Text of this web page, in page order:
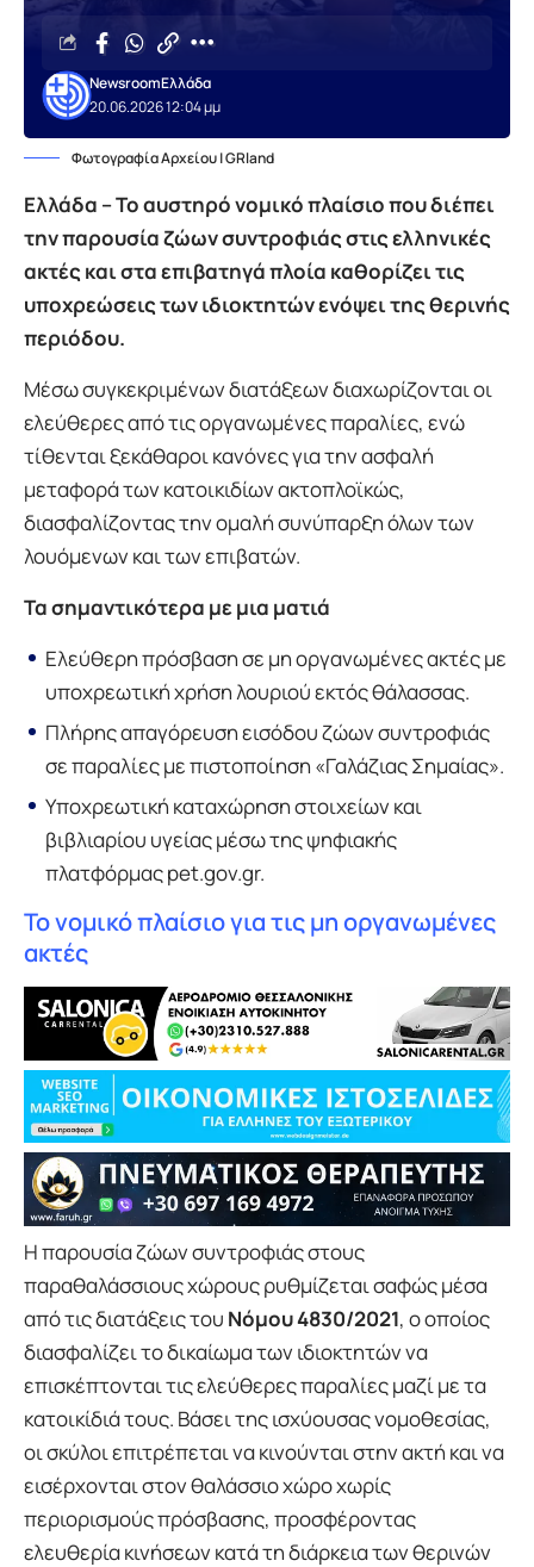
20.06.2026 12:04 μμ
NewsroomΕλλάδα
Φωτογραφία Αρχείου | GRland
Ελλάδα – Το αυστηρό νομικό πλαίσιο που διέπει
την παρουσία ζώων συντροφιάς στις ελληνικές
ακτές και στα επιβατηγά πλοία καθορίζει τις
υποχρεώσεις των ιδιοκτητών ενόψει της θερινής
περιόδου.
Μέσω συγκεκριμένων διατάξεων διαχωρίζονται οι
ελεύθερες από τις οργανωμένες παραλίες, ενώ
τίθενται ξεκάθαροι κανόνες για την ασφαλή
μεταφορά των κατοικιδίων ακτοπλοϊκώς,
διασφαλίζοντας την ομαλή συνύπαρξη όλων των
λουόμενων και των επιβατών.
Τα σημαντικότερα με μια ματιά
Ελεύθερη πρόσβαση σε μη οργανωμένες ακτές με
υποχρεωτική χρήση λουριού εκτός θάλασσας.
Πλήρης απαγόρευση εισόδου ζώων συντροφιάς
σε παραλίες με πιστοποίηση «Γαλάζιας Σημαίας».
Υποχρεωτική καταχώρηση στοιχείων και
βιβλιαρίου υγείας μέσω της ψηφιακής
πλατφόρμας pet.gov.gr.
Το νομικό πλαίσιο για τις μη οργανωμένες
ακτές
Η παρουσία ζώων συντροφιάς στους
παραθαλάσσιους χώρους ρυθμίζεται σαφώς μέσα
από τις διατάξεις του Νόμου 4830/2021, ο οποίος
διασφαλίζει το δικαίωμα των ιδιοκτητών να
επισκέπτονται τις ελεύθερες παραλίες μαζί με τα
κατοικίδιά τους. Βάσει της ισχύουσας νομοθεσίας,
οι σκύλοι επιτρέπεται να κινούνται στην ακτή και να
εισέρχονται στον θαλάσσιο χώρο χωρίς
περιορισμούς πρόσβασης, προσφέροντας
ελευθερία κινήσεων κατά τη διάρκεια των θερινών